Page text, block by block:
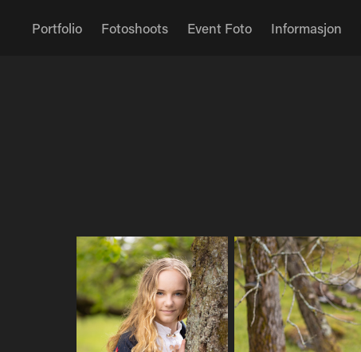
Portfolio Fotoshoots Event Foto Informasjon